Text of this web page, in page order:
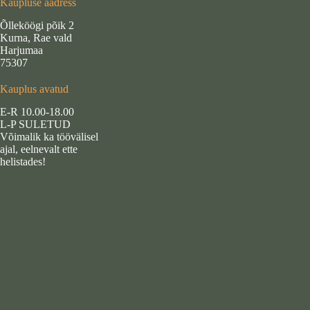
Kaupluse aadress
Õlleköögi põik 2
Kurna, Rae vald
Harjumaa
75307
Kauplus avatud
E-R 10.00-18.00
L-P SULETUD
Võimalik ka töövälisel
ajal, eelnevalt ette
helistades!